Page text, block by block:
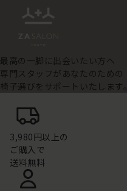
最高の一脚に出会いたい方へ
専門スタッフがあなたのための
椅子選びをサポートいたします。
3,980円以上の
ご購入で
送料無料